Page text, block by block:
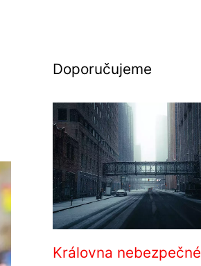
Doporučujeme
Královna nebezpečné